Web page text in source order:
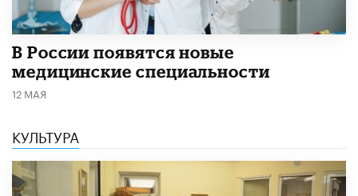
В России появятся новые
медицинские специальности
12 МАЯ
КУЛЬТУРА